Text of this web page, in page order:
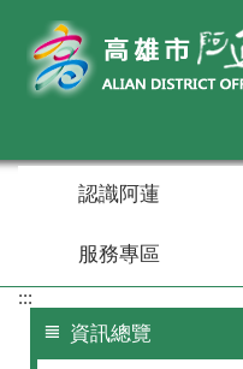
認識阿蓮
服務專區
:::
資訊總覽